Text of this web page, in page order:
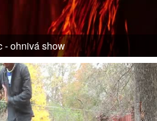
- ohnivá show